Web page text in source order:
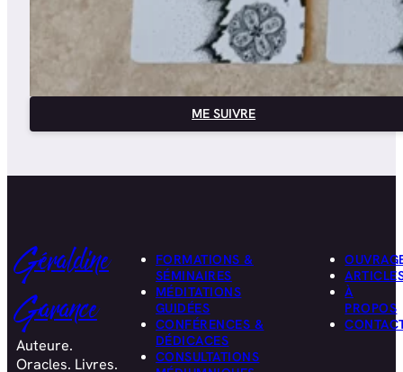
ME SUIVRE
Géraldine
Garance
Auteure.
Oracles. Livres.
FORMATIONS &
SÉMINAIRES
MÉDITATIONS
GUIDÉES
CONFÉRENCES &
DÉDICACES
CONSULTATIONS
À
PROPOS